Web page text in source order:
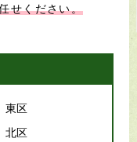
せください。
東区
北区